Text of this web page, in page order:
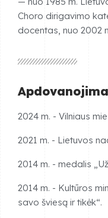
Choro dirigavimo
docentas, nuo 2002
2024 m. - Vilniaus
2021 m. - Lietuvos
2014 m. - medalis
2014 m. - Kultūros
savo šviesą ir tikėk“.